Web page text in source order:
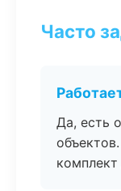
Часто
Да, есть